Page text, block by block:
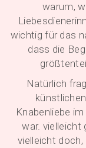
warum,
wichtig für das
dass die
Natürlich
Knabenliebe
war. vielleicht
vielleicht